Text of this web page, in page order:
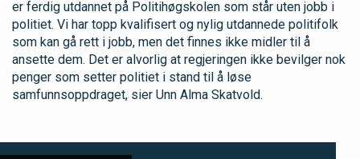
er ferdig utdannet på Politihøgskolen som står uten jobb i
politiet. Vi har topp kvalifisert og nylig utdannede politifolk
som kan gå rett i jobb, men det finnes ikke midler til å
ansette dem. Det er alvorlig at regjeringen ikke bevilger nok
penger som setter politiet i stand til å løse
samfunnsoppdraget, sier Unn Alma Skatvold.